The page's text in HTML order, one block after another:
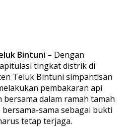
Bintuni – Dengan
tingkat distrik di
Teluk Bintuni simpantisan
pembakaran api
dalam ramah tamah
sama sebagai bukti
tetap terjaga.